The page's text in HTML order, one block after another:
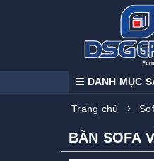
DANH MỤC
Trang chủ
BÀN SOFA